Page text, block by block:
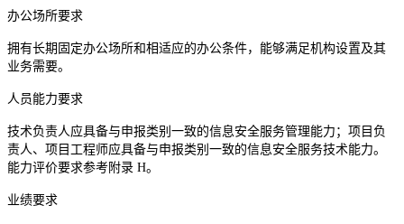
办公场所要求
拥有长期固定办公场所和相适应的办公条件，能够满足机构设置及其
业务需要。
人员能力要求
技术负责人应具备与申报类别一致的信息安全服务管理能力；项目负
责人、项目工程师应具备与申报类别一致的信息安全服务技术能力。
能力评价要求参考附录 H。
业绩要求